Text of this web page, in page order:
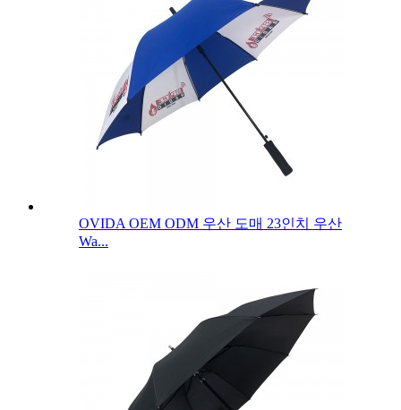
OVIDA OEM ODM 우산 도매 23인치 우산
Wa...